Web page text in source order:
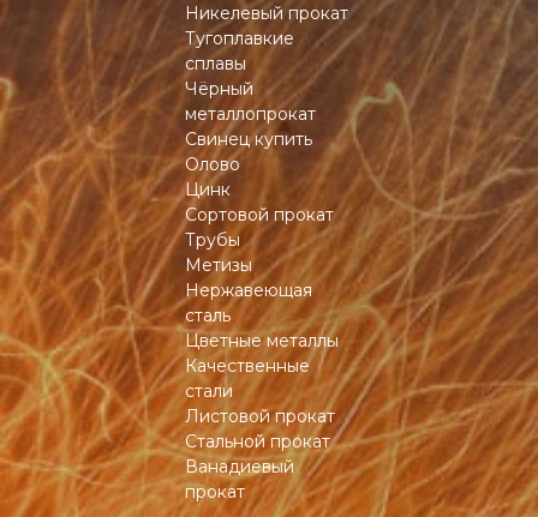
Никелевый прокат
Тугоплавкие
сплавы
Чёрный
металлопрокат
Свинец купить
Олово
Цинк
Сортовой прокат
Трубы
Метизы
Нержавеющая
сталь
Цветные металлы
Качественные
стали
Листовой прокат
Стальной прокат
Ванадиевый
прокат